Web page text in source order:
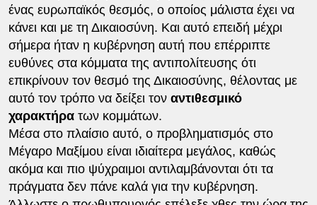
ένας ευρωπαϊκός θεσμός, ο οποίος μάλιστα έχει να
κάνει και με τη Δικαιοσύνη. Και αυτό επειδή μέχρι
σήμερα ήταν η κυβέρνηση αυτή που επέρριπτε
ευθύνες στα κόμματα της αντιπολίτευσης ότι
επικρίνουν τον θεσμό της Δικαιοσύνης, θέλοντας με
αυτό τον τρόπο να δείξει τον αντιθεσμικό
χαρακτήρατων κομμάτων.
Μέσα στο πλαίσιο αυτό, ο προβληματισμός στο
Μέγαρο Μαξίμου είναι ιδιαίτερα μεγάλος, καθώς
ακόμα και πιο ψύχραιμοι αντιλαμβάνονται ότι τα
πράγματα δεν πάνε καλά για την κυβέρνηση.